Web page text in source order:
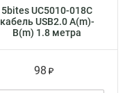
5bites UC5010-018C
кабель USB2.0 A(m)-
B(m) 1.8 метра
98